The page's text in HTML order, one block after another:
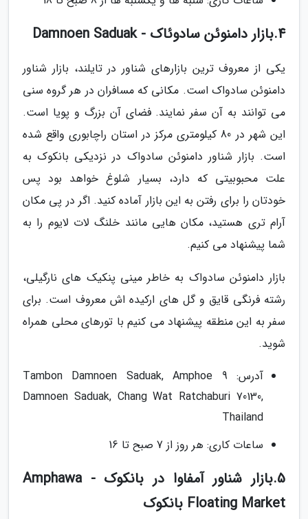
4.بازار دامنوئن سادوئاک - Damnoen Saduak
یکی از معروف ترین بازارهای شناور در تایلند، بازار شناور
دامنوئن سادواک است. مکانی که مسافران در هر گروه سنی
می توانند به آن سفر نمایند. فضای آن بزرگ و پویا است.
این شهر در 80 کیلومتری مرکز در استان راچابوری واقع شده
است. بازار شناور دامنوئن سادواک در نزدیکی بانکوک به
علت محبوبیتی که دارد، بسیار شلوغ خواهد بود پس
خودتان را برای رفتن به این بازار آماده کنید. اگر در پی مکان
آرام تری هستید، مکان هایی مانند خلنگ لات لایوم را به
شما پیشنهاد می کنیم.
بازار دامنوئن سادواک به خاطر مینی پنکیک های نارگیلی،
رشته فرنگی قایق و گل های ارکیده اش معروف است. برای
سفر به این منطقه پیشنهاد می کنیم با تورهای محلی همراه
شوید.
آدرس: 9 Tambon Damnoen Saduak, Amphoe
Damnoen Saduak, Chang Wat Ratchaburi 70130,
Thailand
ساعات کاری: هر روز از 7 صبح تا 16
5.بازار شناور آمفاوا در بانکوک - Amphawa
Floating Market بانکوک